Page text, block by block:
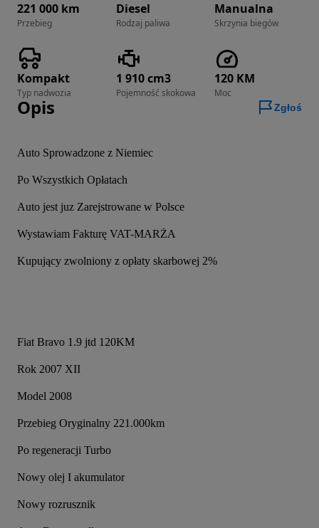
221 000 km
Przebieg
Diesel
Rodzaj paliwa
Manualna
Skrzynia biegów
Kompakt
Typ nadwozia
1 910 cm3
Pojemność skokowa
120 KM
Moc
Opis Zgłoś
Auto Sprowadzone z Niemiec
Po Wszystkich Opłatach
Auto jest juz Zarejstrowane w Polsce
Wystawiam Fakturę VAT-MARŻA
Kupujący zwolniony z opłaty skarbowej 2%
Fiat Bravo 1.9 jtd 120KM
Rok 2007 XII
Model 2008
Przebieg Oryginalny 221.000km
Po regeneracji Turbo
Nowy olej I akumulator
Nowy rozrusznik